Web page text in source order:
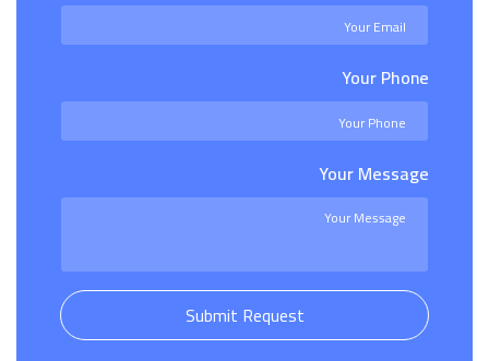
Your Phone
Your Message
Submit Request